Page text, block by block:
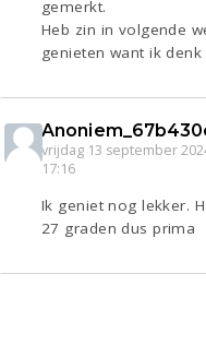
gemerkt.
Heb zin in volgende
genieten want ik
vrijdag 13 september
17:16
Ik geniet nog lekker.
27 graden dus prima